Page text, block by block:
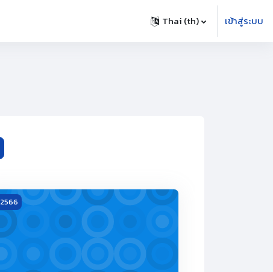
Thai ‎(th)‎ เข้าสู่ระบบ
าการประชุม
วิทยาลัย ครั้งที่ 2/2566
image ประชุมคณะกรรมการบริหารของสภามหาวิทยาลัย ครั้งที่ 1/